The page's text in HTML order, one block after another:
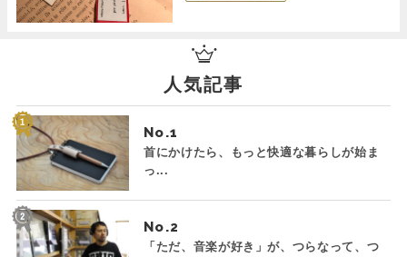
人気記事
No.
首にかけたら、もっと快適な暮らしが始ま
っ...
No.
「ただ、音楽が好き」が、つらなって、つ